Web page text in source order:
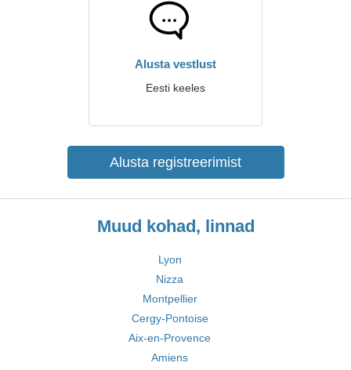
Alusta vestlust
Eesti keeles
Alusta registreerimist
Muud kohad, linnad
Lyon
Nizza
Montpellier
Cergy-Pontoise
Aix-en-Provence
Amiens